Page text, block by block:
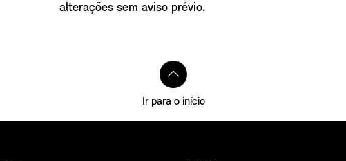
alterações sem aviso prévio.
Ir para o início